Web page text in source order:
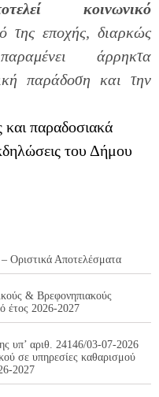
κοινωνικό
της εποχής, διαρκώς
άρρηκτα
παράδοση και την
παραδοσιακά
του Δήμου
Οριστικά Αποτελέσματα
& Βρεφονηπιακούς
έτος 2026-2027
υπ’ αριθ. 24146/03-07-2026
σε υπηρεσίες καθαρισμού
2027